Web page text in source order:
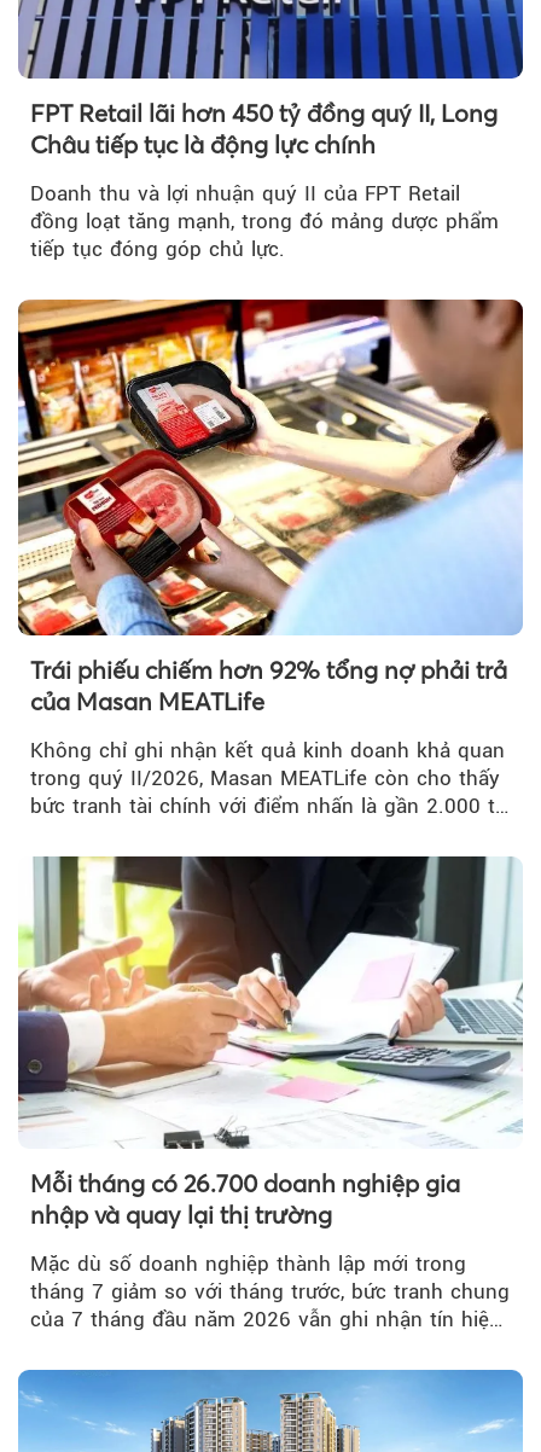
FPT Retail lãi hơn 450 tỷ đồng quý II, Long
Châu tiếp tục là động lực chính
Doanh thu và lợi nhuận quý II của FPT Retail
đồng loạt tăng mạnh, trong đó mảng dược phẩm
tiếp tục đóng góp chủ lực.
Trái phiếu chiếm hơn 92% tổng nợ phải trả
của Masan MEATLife
Không chỉ ghi nhận kết quả kinh doanh khả quan
trong quý II/2026, Masan MEATLife còn cho thấy
bức tranh tài chính với điểm nhấn là gần 2.000 tỷ
Mỗi tháng có 26.700 doanh nghiệp gia
nhập và quay lại thị trường
Mặc dù số doanh nghiệp thành lập mới trong
tháng 7 giảm so với tháng trước, bức tranh chung
của 7 tháng đầu năm 2026 vẫn ghi nhận tín hiệu